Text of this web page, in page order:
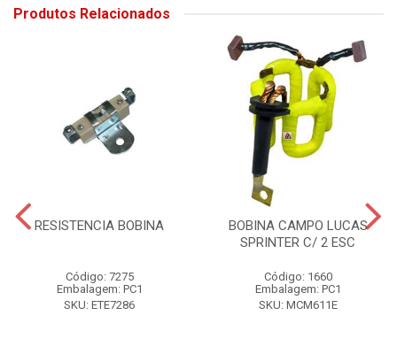
Produtos Relacionados
RESISTENCIA BOBINA
Código: 7275
Embalagem: PC1
SKU: ETE7286
BOBINA CAMPO LUCAS
SPRINTER C/ 2 ESC
Código: 1660
Embalagem: PC1
SKU: MCM611E